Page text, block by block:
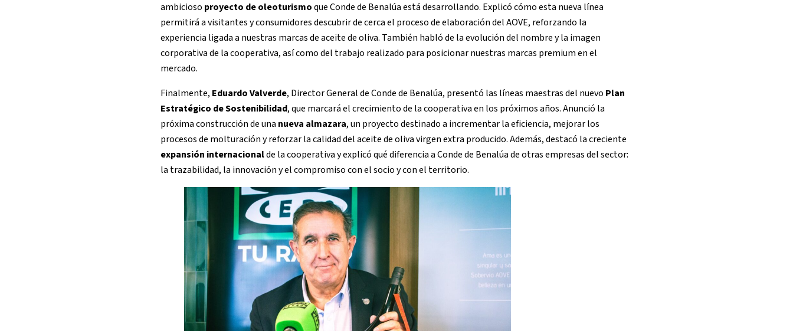
ambicioso proyecto de oleoturismoque Conde de Benalúa está desarrollando. Explicó cómo esta nueva línea
permitirá a visitantes y consumidores descubrir de cerca el proceso de elaboración del AOVE, reforzando la
experiencia ligada a nuestras marcas de aceite de oliva. También habló de la evolución del nombre y la imagen
corporativa de la cooperativa, así como del trabajo realizado para posicionar nuestras marcas premium en el
mercado.
Finalmente, Eduardo Valverde, Director General de Conde de Benalúa, presentó las líneas maestras del nuevo Plan
Estratégico de Sostenibilidad, que marcará el crecimiento de la cooperativa en los próximos años. Anunció la
próxima construcción de una nueva almazara, un proyecto destinado a incrementar la eficiencia, mejorar los
procesos de molturación y reforzar la calidad del aceite de oliva virgen extra producido. Además, destacó la creciente
expansión internacionalde la cooperativa y explicó qué diferencia a Conde de Benalúa de otras empresas del sector:
la trazabilidad, la innovación y el compromiso con el socio y con el territorio.